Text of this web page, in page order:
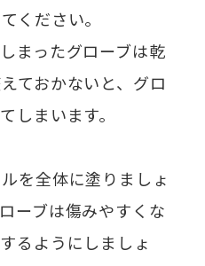
ください。
まったグローブは乾
ておかないと、グロ
しまいます。
を全体に塗りましょ
ーブは傷みやすくな
るようにしましょ